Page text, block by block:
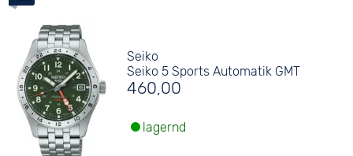
Seiko
Seiko 5 Sports Automatik GMT
460,00
lagernd